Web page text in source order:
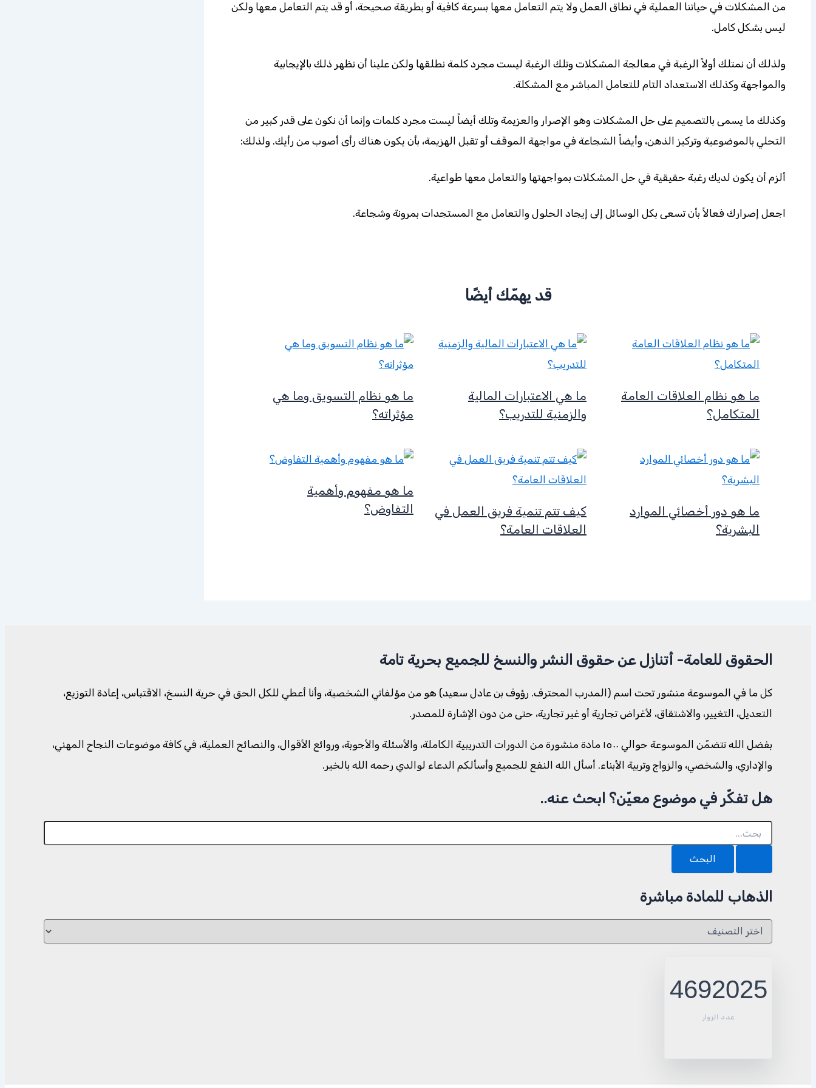
من المشكلات في حياتنا العملية في نطاق العمل ولا يتم التعامل معها بسرعة كافية أو بطريقة صحيحة، أو قد يتم التعامل معها ولكن
ليس بشكل كامل.
ولذلك أن نمتلك أولاً الرغبة في معالجة المشكلات وتلك الرغبة ليست مجرد كلمة نطلقها ولكن علينا أن نظهر ذلك بالإيجابية
والمواجهة وكذلك الاستعداد التام للتعامل المباشر مع المشكلة.
وكذلك ما يسمى بالتصميم على حل المشكلات وهو الإصرار والعزيمة وتلك أيضاً ليست مجرد كلمات وإنما أن نكون على قدر كبير من
التحلي بالموضوعية وتركيز الذهن، وأيضاً الشجاعة في مواجهة الموقف أو تقبل الهزيمة، بأن يكون هناك رأى أصوب من رأيك. ولذلك:
ألزم أن يكون لديك رغبة حقيقية في حل المشكلات بمواجهتها والتعامل معها طواعية.
اجعل إصرارك فعالاً بأن تسعى بكل الوسائل إلى إيجاد الحلول والتعامل مع المستجدات بمرونة وشجاعة.
قد يهمّك أيضًا
ما هو نظام العلاقات العامة
المتكامل؟
ما هي الاعتبارات المالية
والزمنية للتدريب؟
ما هو نظام التسويق وما هي
مؤثراته؟
ما هو دور أخصائي الموارد
البشرية؟
كيف تتم تنمية فريق العمل في
العلاقات العامة؟
ما هو مفهوم وأهمية
التفاوض؟
الحقوق للعامة- أتنازل عن حقوق النشر والنسخ للجميع بحرية تامة
كل ما في الموسوعة منشور تحت اسم (المدرب المحترف. رؤوف بن عادل سعيد) هو من مؤلفاتي الشخصية، وأنا أعطي للكل الحق في حرية النسخ، الاقتباس، إعادة التوزيع،
التعديل، التغيير، والاشتقاق، لأغراض تجارية أو غير تجارية، حتى من دون الإشارة للمصدر.
بفضل الله تتضمّن الموسوعة حوالي ١٥٠٠ مادة منشورة من الدورات التدريبية الكاملة، والأسئلة والأجوبة، وروائع الأقوال، والنصائح العملية، في كافة موضوعات النجاح المهني،
والإداري، والشخصي، والزواج وتربية الأبناء. أسأل الله النفع للجميع وأسألكم الدعاء لوالدي رحمه الله بالخير.
هل تفكّر في موضوع معيّن؟ ابحث عنه..
البحث
عن:
الذهاب للمادة مباشرة
الذهاب
للمادة
4692025
عدد الزوار